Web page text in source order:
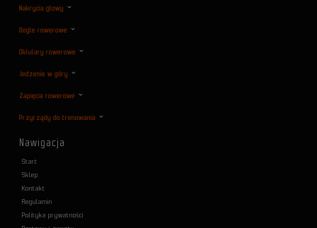
Nakrycia głowy
Gogle rowerowe
Oklulary rowerowe
Jedzenie w góry
Zapięcia rowerowe
Przyrządy do trenowania
Nawigacja
Start
Sklep
Kontakt
Regulamin
Polityka prywatności